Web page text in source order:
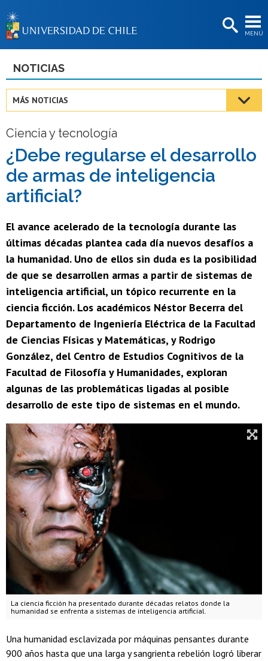
MENÚ
BIBLIOTECAS
Estudiantes
Académicas/os
Funcionarias/os
Egresadas/os
NOTICIAS
MÁS NOTICIAS
Ciencia y tecnología
¿Debe regularse el desarrollo
de armas de inteligencia
artificial?
El avance acelerado de la tecnología durante las
últimas décadas plantea cada día nuevos desafíos a
la humanidad. Uno de ellos sin duda es la posibilidad
de que se desarrollen armas a partir de sistemas de
inteligencia artificial, un tópico recurrente en la
ciencia ficción. Los académicos Néstor Becerra del
Departamento de Ingeniería Eléctrica de la Facultad
de Ciencias Físicas y Matemáticas, y Rodrigo
González, del Centro de Estudios Cognitivos de la
Facultad de Filosofía y Humanidades, exploran
algunas de las problemáticas ligadas al posible
desarrollo de este tipo de sistemas en el mundo.
La ciencia ficción ha presentado durante décadas relatos donde la
humanidad se enfrenta a sistemas de inteligencia artificial.
Una humanidad esclavizada por máquinas pensantes durante
900 años hasta que una larga y sangrienta rebelión logró liberar